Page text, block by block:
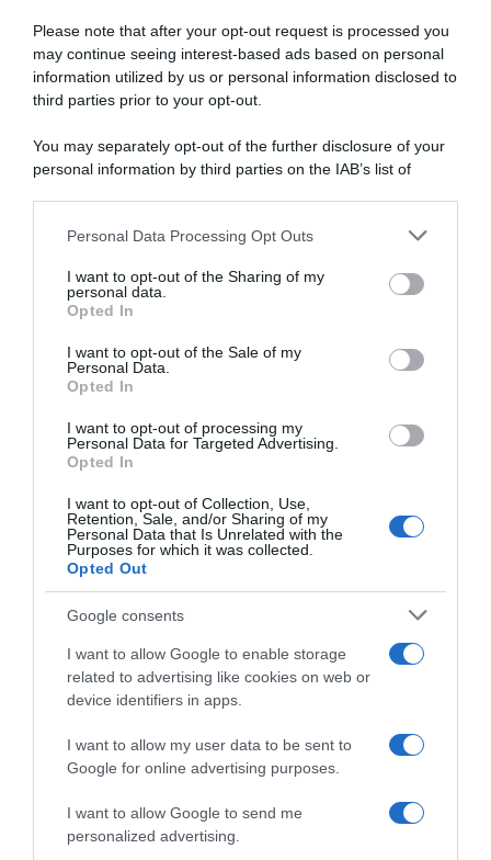
Please note that after your opt-out request is processed you
may continue seeing interest-based ads based on personal
information utilized by us or personal information disclosed to
third parties prior to your opt-out.
You may separately opt-out of the further disclosure of your
personal information by third parties on the IAB’s list of
This information may also be disclosed by us to third parties
disclose it to other third parties.
Please note that this website/app uses one or more Google
services and may gather and store information including but
not limited to your visit or usage behaviour. You may click to
grant or deny consent to Google and its third-party tags to
consent section.
Personal Data Processing Opt Outs
I want to opt-out of the Sharing of my
personal data.
Opted In
I want to opt-out of the Sale of my
Personal Data.
Opted In
I want to opt-out of processing my
Personal Data for Targeted Advertising.
Opted In
I want to opt-out of Collection, Use,
Retention, Sale, and/or Sharing of my
Personal Data that Is Unrelated with the
Purposes for which it was collected.
Opted Out
Google consents
I want to allow Google to enable storage
related to advertising like cookies on web or
device identifiers in apps.
I want to allow my user data to be sent to
Google for online advertising purposes.
I want to allow Google to send me
personalized advertising.
ARTICOLI RECENTI
“A tavola con Csaba”: chelsea buns
Giusina Battaglia
“Giusina in cucina”: biscotti da inzuppo di Giusina Battaglia
“In cucina con Imma e Matteo”: tortino al cioccolato
“Camper”: semifreddo di yogurt e crumble
CHI SIAMO
Dalla tv, alla brace. RicetteInTv.com nasce dall'idea di